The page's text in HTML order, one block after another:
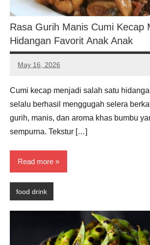
Rasa Gurih Manis Cumi Kecap
Hidangan Favorit Anak Anak
May 16, 2026
Noah
Cumi kecap menjadi salah satu
selalu berhasil menggugah selera
gurih, manis, dan aroma khas bumbu
sempurna. Tekstur […]
Read more
food drink